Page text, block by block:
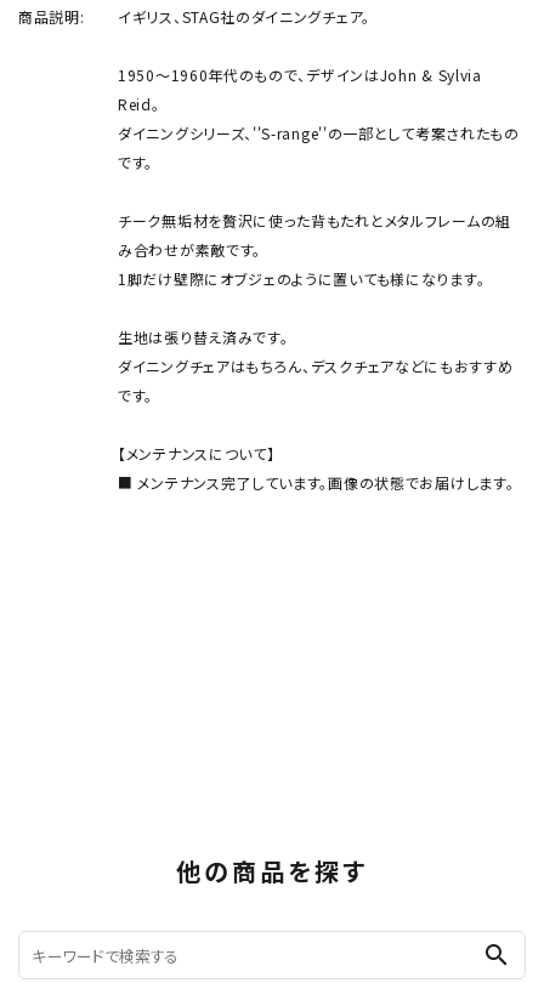
商品説明: イギリス、STAG社のダイニングチェア。
1950～1960年代のもので、デザインはJohn & Sylvia
Reid。
ダイニングシリーズ、''S-range''の一部として考案されたもの
です。
チーク無垢材を贅沢に使った背もたれとメタルフレームの組
み合わせが素敵です。
1脚だけ壁際にオブジェのように置いても様になります。
生地は張り替え済みです。
ダイニングチェアはもちろん、デスクチェアなどにもおすすめ
です。
【メンテナンスについて】
■ メンテナンス完了しています。画像の状態でお届けします。
他の商品を探す
search